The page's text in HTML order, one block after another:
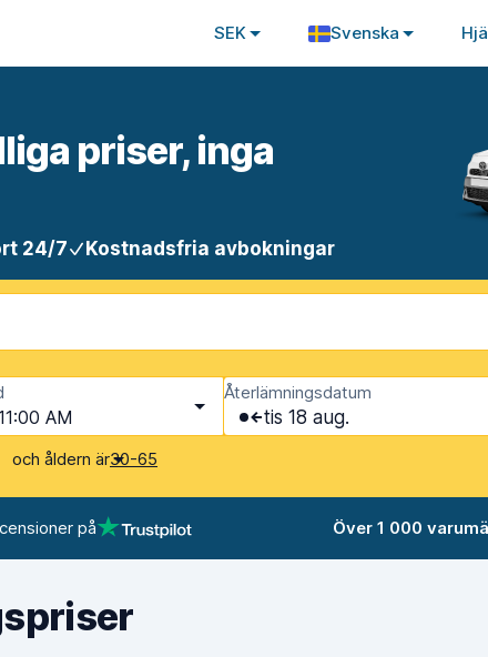
SEK Svenska
priser, inga
24/7 Kostnadsfria avbokningar
AM
Återlämningsdatum
tis 18 aug.
och åldern är30-65
på Över 1 000